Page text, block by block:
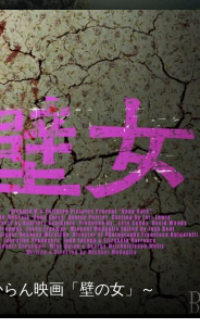
ん映画「壁の女」～